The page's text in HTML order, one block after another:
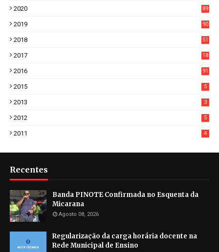
2020
89
2019
90
2018
51
2017
18
2016 91
2015 5
2013 3
2012 5
2011 4
Recentes
Banda PINOTE Confirmada no Esquenta da
Micarana
Agosto 08, 2026
Regularização da carga horária docente na
Rede Municipal de Ensino